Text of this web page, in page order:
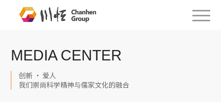
MEDIA CENTER
创新 · 爱人
我们崇尚科学精神与儒家文化的融合